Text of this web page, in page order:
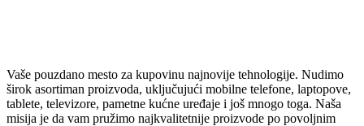
OPREMA ZA TABLETE
ELEKTRIČNA VOZILA
Vaše pouzdano mesto za kupovinu najnovije tehnologije. Nudimo
širok asortiman proizvoda, uključujući mobilne telefone, laptopove,
tablete, televizore, pametne kućne uređaje i još mnogo toga. Naša
misija je da vam pružimo najkvalitetnije proizvode po povoljnim